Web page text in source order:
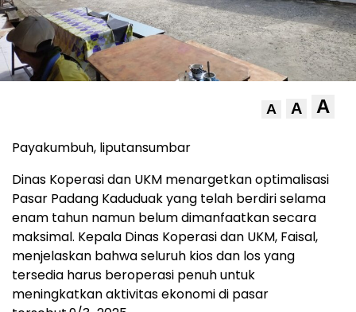
A A A
Payakumbuh, liputansumbar
Dinas Koperasi dan UKM menargetkan optimalisasi
Pasar Padang Kaduduak yang telah berdiri selama
enam tahun namun belum dimanfaatkan secara
maksimal. Kepala Dinas Koperasi dan UKM, Faisal,
menjelaskan bahwa seluruh kios dan los yang
tersedia harus beroperasi penuh untuk
meningkatkan aktivitas ekonomi di pasar